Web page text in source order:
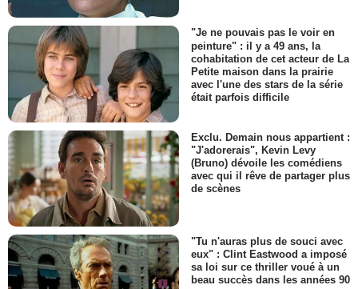
"Je ne pouvais pas le voir en
peinture" : il y a 49 ans, la
cohabitation de cet acteur de La
Petite maison dans la prairie
avec l'une des stars de la série
était parfois difficile
Exclu. Demain nous appartient :
"J'adorerais", Kevin Levy
(Bruno) dévoile les comédiens
avec qui il rêve de partager plus
de scènes
"Tu n'auras plus de souci avec
eux" : Clint Eastwood a imposé
sa loi sur ce thriller voué à un
beau succès dans les années 90